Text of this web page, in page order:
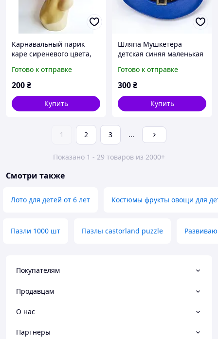
Карнавальный парик
каре сиреневого цвета,
Готово к отправке
200₴
Купить
Шляпа Мушкетера
детская синяя маленькая
Готово к отправке
300₴
Купить
1 2 3 ...
Показано 1 - 29 товаров из 2000+
Смотри также
Лото для детей от 6 лет Костюмы фрукты овощи для
Пазли 1000 шт Пазлы castorland puzzle
Покупателям
Продавцам
О нас
Партнеры